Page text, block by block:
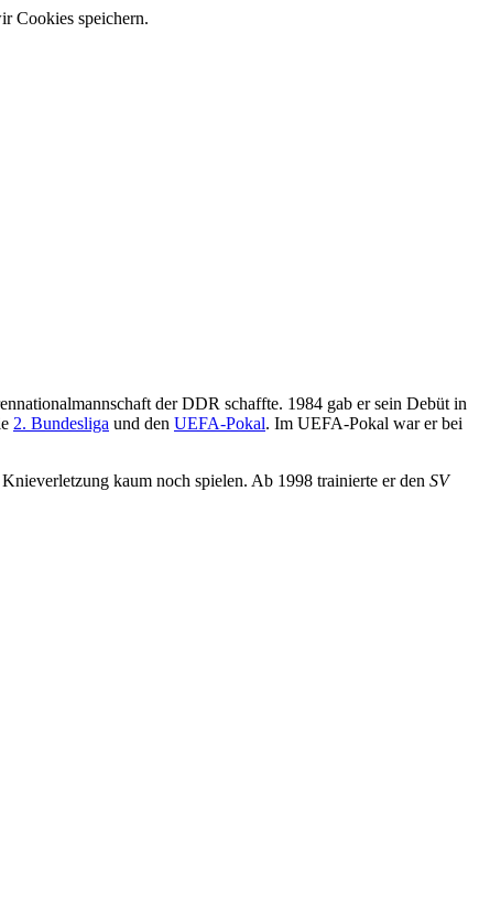
Cookies speichern.
der DDR schaffte. 1984 gab er sein Debüt in
2. Bundesliga und den UEFA-Pokal. Im UEFA-Pokal war er bei
kaum noch spielen. Ab 1998 trainierte er den SV